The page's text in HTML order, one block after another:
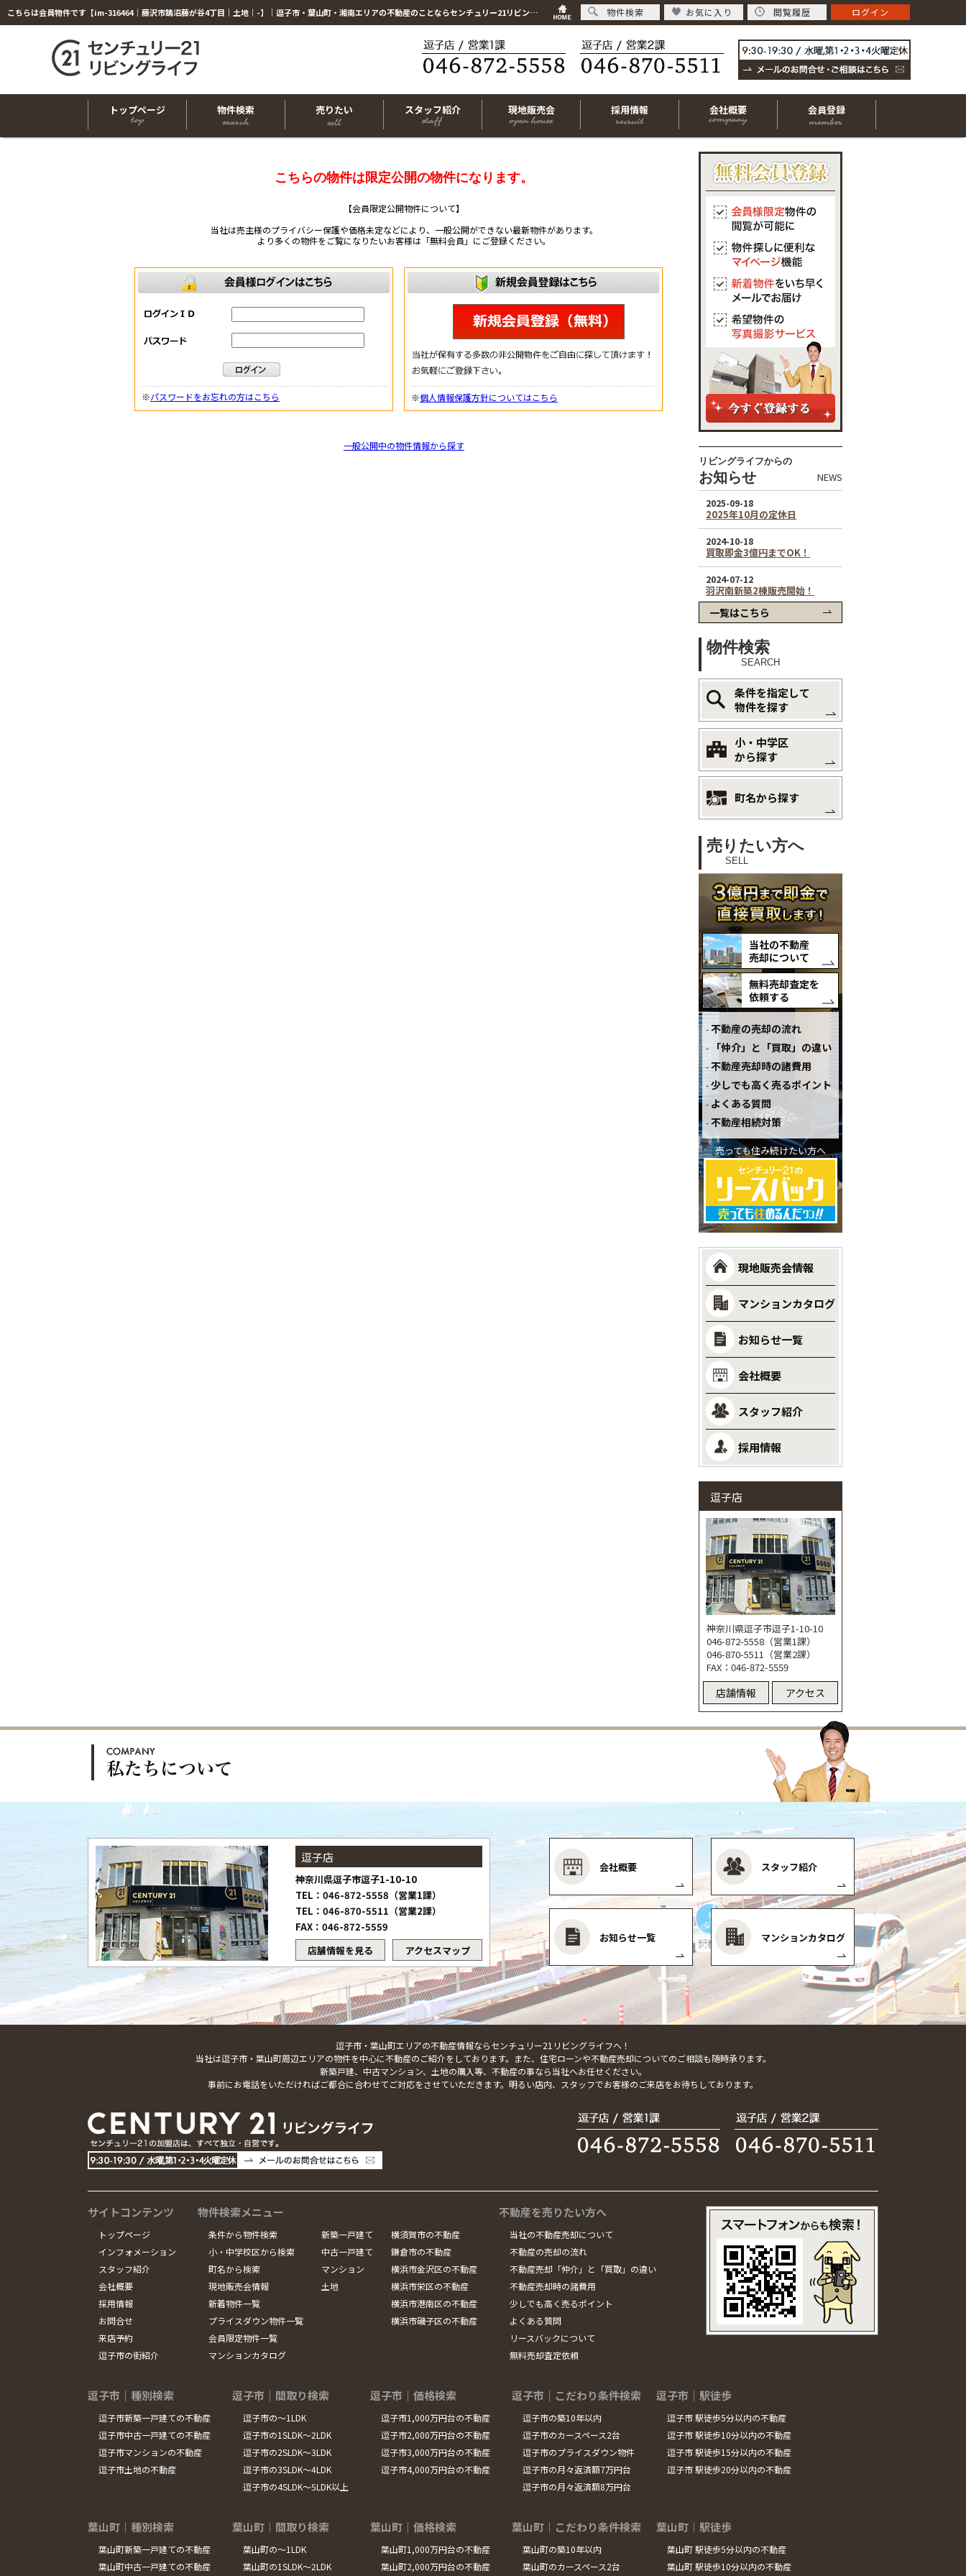
こちらは会員物件です【im-316464｜藤沢市鵠沼藤が谷4丁目｜土地｜-】｜逗子市・葉山町・湘南エリアの不動産のことならセンチュリー21リビングライフにお任せください！
トップページ 物件検索 売りたい スタッフ紹介 現地販売会 採用情報 会社概要 会員登録
こちらの物件は限定公開の物件になります。
【会員限定公開物件について】
当社は売主様のプライバシー保護や価格未定などにより、一般公開ができない最新物件があります。
より多くの物件をご覧になりたいお客様は「無料会員」にご登録ください。
※パスワードをお忘れの方はこちら ※個人情報保護方針についてはこちら
一般公開中の物件情報から探す
リビングライフからの
お知らせ NEWS
一覧はこちら
物件検索
SEARCH
条件を指定して
物件を探す
小・中学区
から探す
町名から探す
売りたい方へ
SELL
当社の不動産
売却について
無料売却査定を
依頼する
不動産の売却の流れ
「仲介」と「買取」の違い
不動産売却時の諸費用
少しでも高く売るポイント
よくある質問
不動産相続対策
売っても住み続けたい方へ
現地販売会情報
マンションカタログ
お知らせ一覧
会社概要
スタッフ紹介
採用情報
逗子店
神奈川県逗子市逗子1-10-10
046-872-5558（営業1課）
046-870-5511（営業2課）
FAX：046-872-5559
店舗情報 アクセス
逗子店
神奈川県逗子市逗子1-10-10
TEL：046-872-5558（営業1課）
TEL：046-870-5511（営業2課）
FAX：046-872-5559
店舗情報を見る
アクセスマップ
会社概要 スタッフ紹介
お知らせ一覧 マンションカタログ
逗子市・葉山町エリアの不動産情報ならセンチュリー21リビングライフへ！
当社は逗子市・葉山町周辺エリアの物件を中心に不動産のご紹介をしております。また、住宅ローンや不動産売却についてのご相談も随時承ります。
新築戸建、中古マンション、土地の購入等、不動産の事なら当社へお任せください。
事前にお電話をいただければご都合に合わせてご対応をさせていただきます。明るい店内、スタッフでお客様のご来店をお待ちしております。
サイトコンテンツ
トップページ
インフォメーション
スタッフ紹介
会社概要
採用情報
お問合せ
来店予約
逗子市の街紹介
物件検索メニュー
条件から物件検索
小・中学校区から検索
町名から検索
現地販売会情報
新着物件一覧
プライスダウン物件一覧
会員限定物件一覧
マンションカタログ
新築一戸建て
中古一戸建て
マンション
土地
横須賀市の不動産
鎌倉市の不動産
横浜市金沢区の不動産
横浜市栄区の不動産
横浜市港南区の不動産
横浜市磯子区の不動産
不動産を売りたい方へ
当社の不動産売却について
不動産の売却の流れ
不動産売却「仲介」と「買取」の違い
不動産売却時の諸費用
少しでも高く売るポイント
よくある質問
リースバックについて
無料売却査定依頼
逗子市｜種別検索
逗子市新築一戸建ての不動産
逗子市中古一戸建ての不動産
逗子市マンションの不動産
逗子市土地の不動産
逗子市｜間取り検索
逗子市の～1LDK
逗子市の1SLDK～2LDK
逗子市の2SLDK～3LDK
逗子市の3SLDK～4LDK
逗子市の4SLDK～5LDK以上
逗子市｜価格検索
逗子市1,000万円台の不動産
逗子市2,000万円台の不動産
逗子市3,000万円台の不動産
逗子市4,000万円台の不動産
逗子市｜こだわり条件検索
逗子市の築10年以内
逗子市のカースペース2台
逗子市のプライスダウン物件
逗子市の月々返済額7万円台
逗子市の月々返済額8万円台
逗子市｜駅徒歩
逗子市 駅徒歩5分以内の不動産
逗子市 駅徒歩10分以内の不動産
逗子市 駅徒歩15分以内の不動産
逗子市 駅徒歩20分以内の不動産
葉山町｜種別検索
葉山町新築一戸建ての不動産
葉山町中古一戸建ての不動産
葉山町｜間取り検索
葉山町の～1LDK
葉山町の1SLDK～2LDK
葉山町｜価格検索
葉山町1,000万円台の不動産
葉山町2,000万円台の不動産
葉山町｜こだわり条件検索
葉山町の築10年以内
葉山町のカースペース2台
葉山町｜駅徒歩
葉山町 駅徒歩5分以内の不動産
葉山町 駅徒歩10分以内の不動産
物件検索 お気に入り 閲覧履歴 ログイン